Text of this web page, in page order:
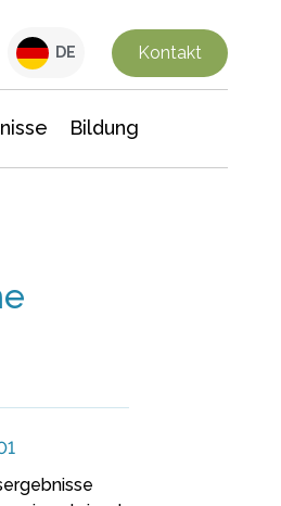
DE Kontakt
Bildung